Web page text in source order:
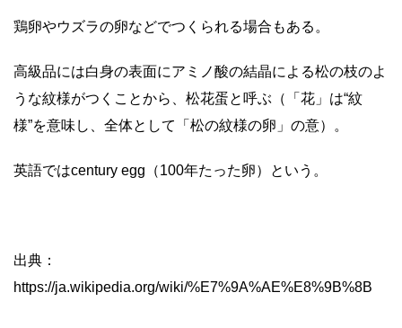
鶏卵やウズラの卵などでつくられる場合もある。
高級品には白身の表面にアミノ酸の結晶による松の枝のよ
うな紋様がつくことから、松花蛋と呼ぶ（「花」は“紋
様”を意味し、全体として「松の紋様の卵」の意）。
英語ではcentury egg（100年たった卵）という。
出典：
https://ja.wikipedia.org/wiki/%E7%9A%AE%E8%9B%8B